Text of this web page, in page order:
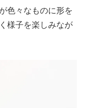
色々なものに形を
様子を楽しみなが